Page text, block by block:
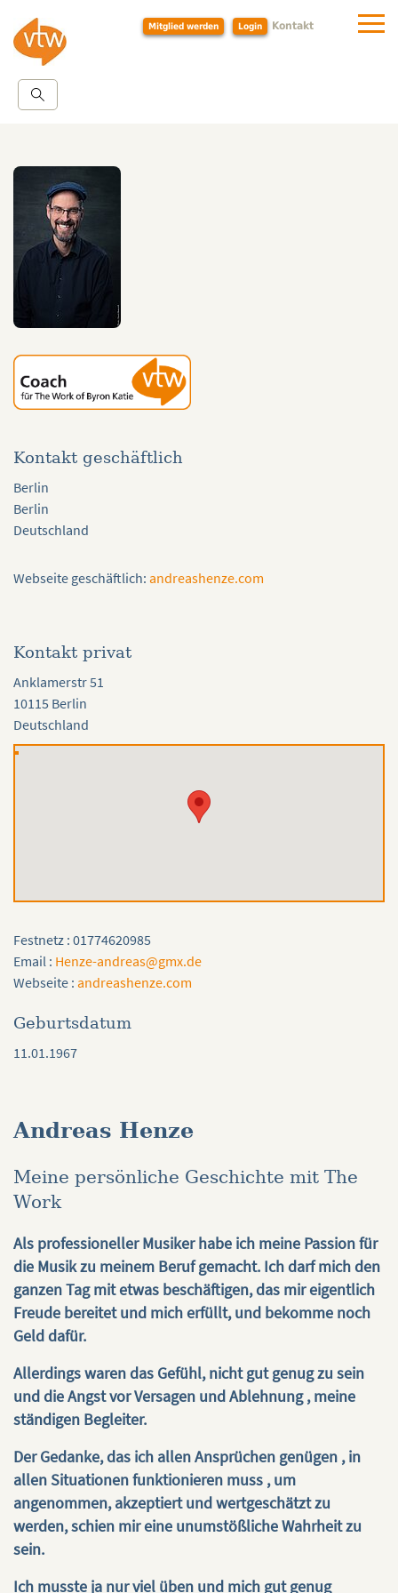
Mitglied werden Login Kontakt
Kontakt geschäftlich
Berlin
Berlin
Deutschland
Webseite geschäftlich: andreashenze.com
Kontakt privat
Anklamerstr 51
10115 Berlin
Deutschland
Festnetz : 01774620985
Email : Henze-andreas@gmx.de
Webseite : andreashenze.com
Geburtsdatum
11.01.1967
Andreas Henze
Meine persönliche Geschichte mit The
Work
Als professioneller Musiker habe ich meine Passion für
die Musik zu meinem Beruf gemacht. Ich darf mich den
ganzen Tag mit etwas beschäftigen, das mir eigentlich
Freude bereitet und mich erfüllt, und bekomme noch
Geld dafür.
Allerdings waren das Gefühl, nicht gut genug zu sein
und die Angst vor Versagen und Ablehnung , meine
ständigen Begleiter.
Der Gedanke, das ich allen Ansprüchen genügen , in
allen Situationen funktionieren muss , um
angenommen, akzeptiert und wertgeschätzt zu
werden, schien mir eine unumstößliche Wahrheit zu
sein.
Ich musste ja nur viel üben und mich gut genug